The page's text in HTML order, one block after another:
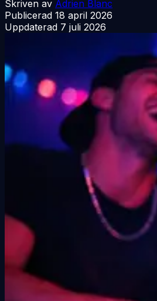
Skriven av Adrien Blanc
Publicerad 18 april 2026
Uppdaterad 7 juli 2026